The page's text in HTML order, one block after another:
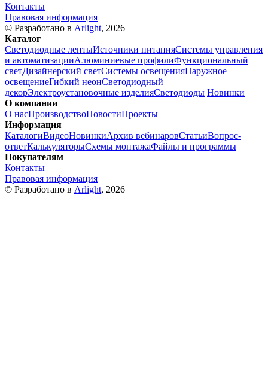
Контакты
Правовая информация
© Разработано в Arlight, 2026
Каталог
Светодиодные лентыИсточники питанияСистемы управления
и автоматизацииАлюминиевые профилиФункциональный
светДизайнерский светСистемы освещенияНаружное
освещениеГибкий неонСветодиодный
декорЭлектроустановочные изделияСветодиоды Новинки
О компании
О насПроизводствоНовостиПроекты
Информация
КаталогиВидеоНовинкиАрхив вебинаровСтатьиВопрос-
ответКалькуляторыСхемы монтажаФайлы и программы
Покупателям
Контакты
Правовая информация
© Разработано в Arlight, 2026